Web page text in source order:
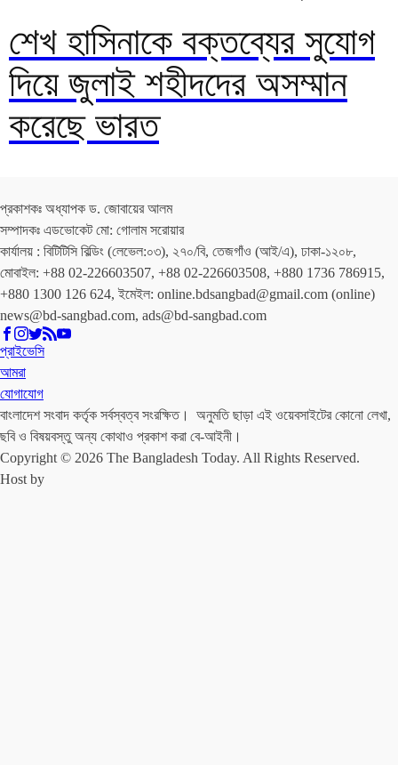
শেখ হাসিনাকে বক্তব্যের সুযোগ
দিয়ে জুলাই শহীদদের অসম্মান
করেছে ভারত
প্রকাশকঃ অধ্যাপক ড. জোবায়ের আলম
সম্পাদকঃ এডভোকেট মো: গোলাম সরোয়ার
কার্যালয় : বিটিটিসি বিল্ডিং (লেভেল:০৩), ২৭০/বি, তেজগাঁও (আই/এ), ঢাকা-১২০৮,
মোবাইল: +88 02-226603507, +88 02-226603508, +880 1736 786915,
+880 1300 126 624, ইমেইল: online.bdsangbad@gmail.com (online)
news@bd-sangbad.com, ads@bd-sangbad.com
প্রাইভেসি
আমরা
যোগাযোগ
বাংলাদেশ সংবাদ কর্তৃক সর্বস্বত্ব সংরক্ষিত। অনুমতি ছাড়া এই ওয়েবসাইটের কোনো লেখা,
ছবি ও বিষয়বস্তু অন্য কোথাও প্রকাশ করা বে-আইনী।
Copyright © 2026 The Bangladesh Today. All Rights Reserved.
Host by